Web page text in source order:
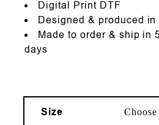
Digital Print DTF
Designed & produced in
Made to order & ship in
days
Size